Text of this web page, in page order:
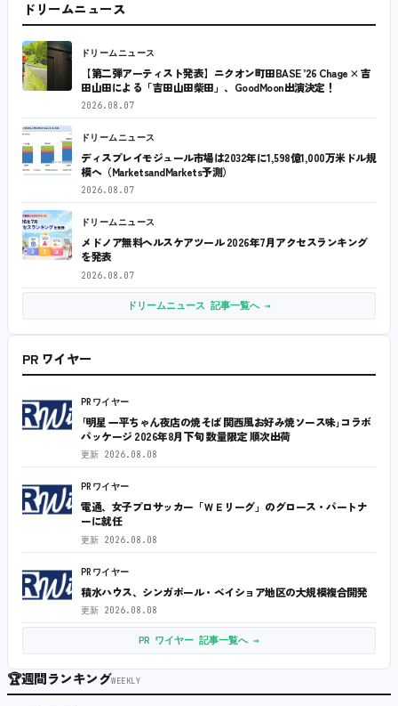
ドリームニュース
ドリームニュース
【第二弾アーティスト発表】ニクオン町田BASE ’26 Chage × 吉
田山田による「吉田山田柴田」、GoodMoon出演決定！
2026.08.07
ドリームニュース
ディスプレイモジュール市場は2032年に1,598億1,000万米ドル規
模へ（MarketsandMarkets予測）
2026.08.07
ドリームニュース
メドノア無料ヘルスケアツール 2026年7月アクセスランキング
を発表
2026.08.07
ドリームニュース 記事一覧へ →
PR ワイヤー
PRワイヤー
｢明星 一平ちゃん夜店の焼そば 関西風お好み焼ソース味｣コラボ
パッケージ 2026年8月下旬 数量限定 順次出荷
更新 2026.08.08
PRワイヤー
電通、女子プロサッカー「ＷＥリーグ」のグロース・パートナ
ーに就任
更新 2026.08.08
PRワイヤー
積水ハウス、シンガポール・ベイショア地区の大規模複合開発
更新 2026.08.08
PR ワイヤー 記事一覧へ →
🏆週間ランキングWEEKLY